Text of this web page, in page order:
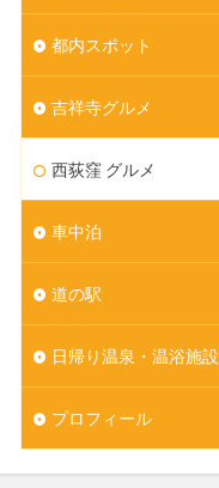
都内スポット
吉祥寺グルメ
西荻窪 グルメ
車中泊
道の駅
日帰り温泉・温浴施設
プロフィール